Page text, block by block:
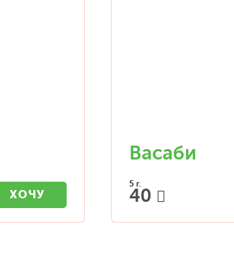
ХОЧУ
Васаби
5 г.
40